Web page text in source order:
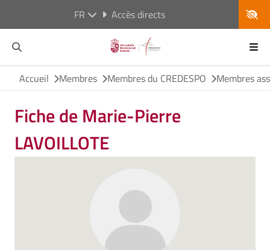
FR Accès directs
Accueil Membres Membres du CREDESPO Membres
Fiche de Marie-Pierre
LAVOILLOTE